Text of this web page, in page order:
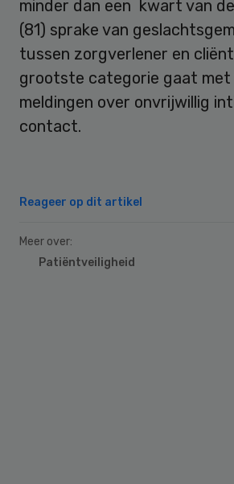
minder dan een kwart van
(81) sprake van
tussen zorgverlener en
grootste categorie gaat met
meldingen over onvrijwillig
contact.
Reageer op dit artikel
Meer over:
Patiëntveiligheid